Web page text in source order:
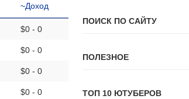
~Доход
$0 - 0
$0 - 0
$0 - 0
$0 - 0
ПОИСК ПО САЙТУ
ПОЛЕЗНОЕ
ТОП 10 ЮТУБЕРОВ